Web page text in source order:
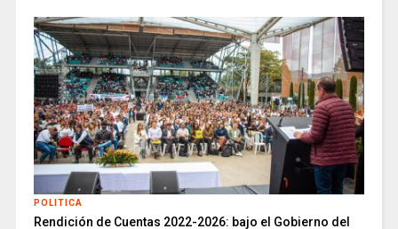
POLITICA
Rendición de Cuentas 2022-2026: bajo el Gobierno del